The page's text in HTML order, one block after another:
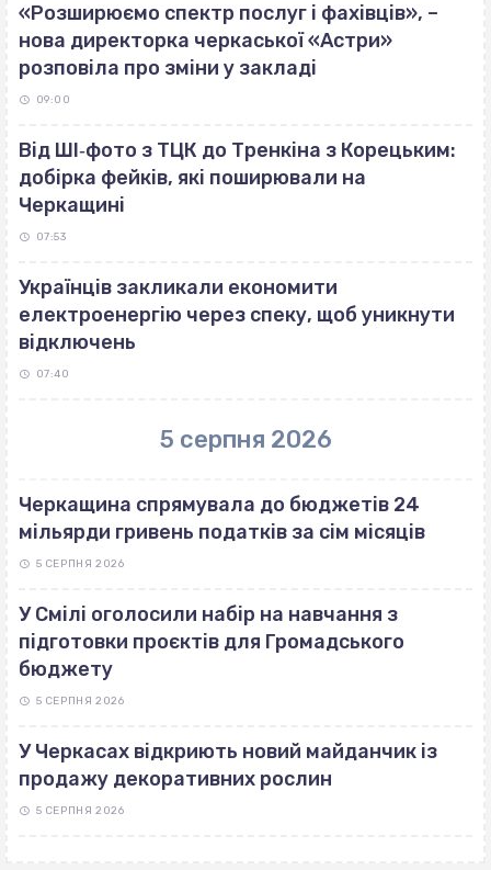
«Розширюємо спектр послуг і фахівців», –
нова директорка черкаської «Астри»
розповіла про зміни у закладі
09:00
Від ШІ‐фото з ТЦК до Тренкіна з Корецьким:
добірка фейків, які поширювали на
Черкащині
07:53
Українців закликали економити
електроенергію через спеку, щоб уникнути
відключень
07:40
5 серпня 2026
Черкащина спрямувала до бюджетів 24
мільярди гривень податків за сім місяців
5 СЕРПНЯ 2026
У Смілі оголосили набір на навчання з
підготовки проєктів для Громадського
бюджету
5 СЕРПНЯ 2026
У Черкасах відкриють новий майданчик із
продажу декоративних рослин
5 СЕРПНЯ 2026